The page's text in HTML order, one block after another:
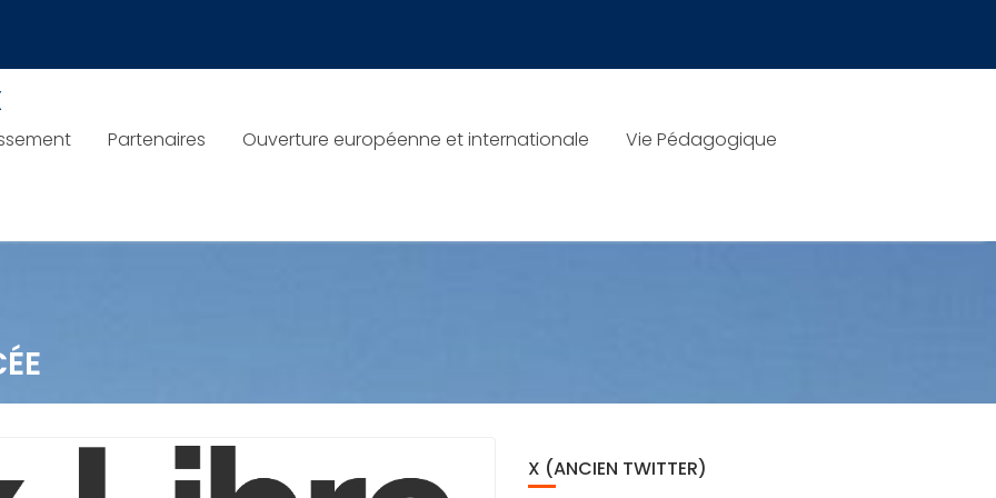
Partenaires Ouverture européenne et internationale Vie Pédagogique
X (ANCIEN TWITTER)